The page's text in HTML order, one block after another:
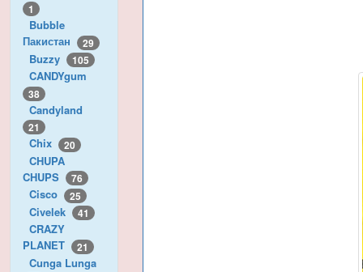
1
Bubble
Пакистан
29
Buzzy 105
CANDYgum
38
Candyland
21
Chix 20
CHUPA
CHUPS
76
Cisco 25
Civelek 41
CRAZY
PLANET
21
Cunga Lunga